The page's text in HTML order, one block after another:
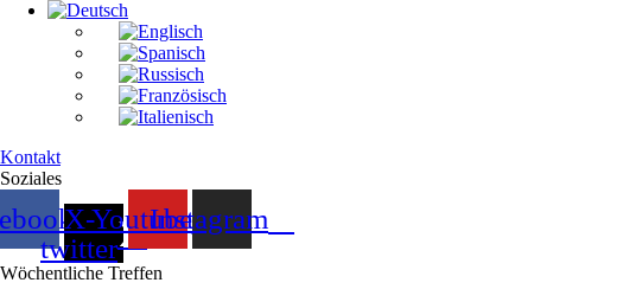
Kontakt
Soziales
X-
twitter
YoutubeInstagram
Wöchentliche Treffen